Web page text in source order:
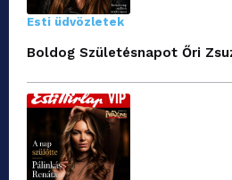
Esti üdvözletek
Boldog Születésnapot Őri